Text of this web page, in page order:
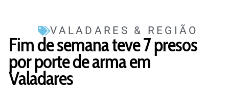
VALADARES & REGIÃO
Fim de semana teve 7 presos
por porte de arma em
Valadares